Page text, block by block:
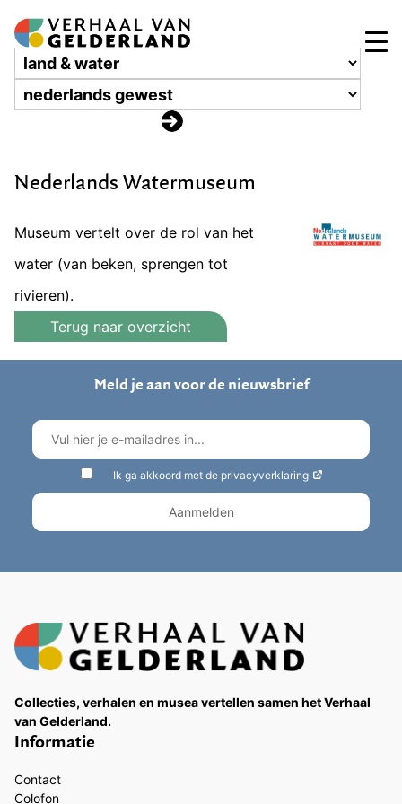
Nederlands Watermuseum
Museum vertelt over de rol van het
water (van beken, sprengen tot
rivieren).
Terug naar overzicht
Meld je aan voor de nieuwsbrief
Ik ga akkoord met de privacyverklaring
Collecties, verhalen en musea vertellen samen het Verhaal
van Gelderland.
Informatie
Contact
Colofon